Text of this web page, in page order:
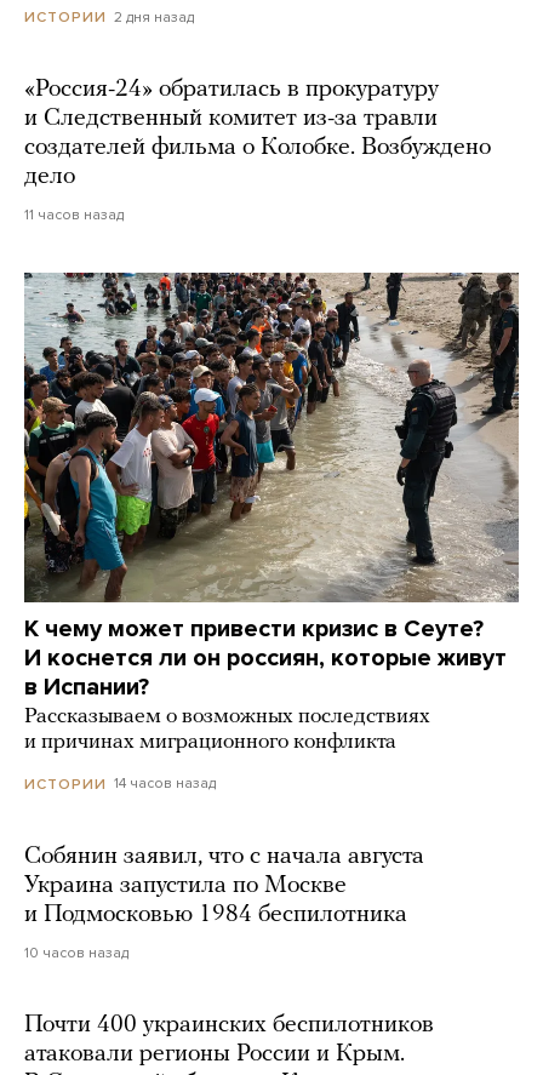
ИСТОРИИ 2 дня назад
«Россия-24» обратилась в прокуратуру
и Следственный комитет из-за травли
создателей фильма о Колобке. Возбуждено
дело
11 часов назад
К чему может привести кризис в Сеуте?
И коснется ли он россиян, которые живут
в Испании?
Рассказываем о возможных последствиях
и причинах миграционного конфликта
ИСТОРИИ 14 часов назад
Собянин заявил, что с начала августа
Украина запустила по Москве
и Подмосковью 1984 беспилотника
10 часов назад
Почти 400 украинских беспилотников
атаковали регионы России и Крым.